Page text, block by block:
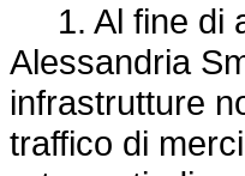
1. Al fine di
Alessandria
infrastrutture
traffico di